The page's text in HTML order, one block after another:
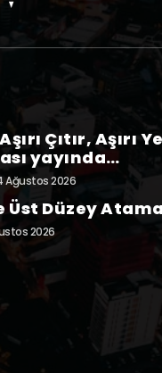
Çıtır, Aşırı
yayında…
Ağustos 2026
Üst Düzey Atama
2026